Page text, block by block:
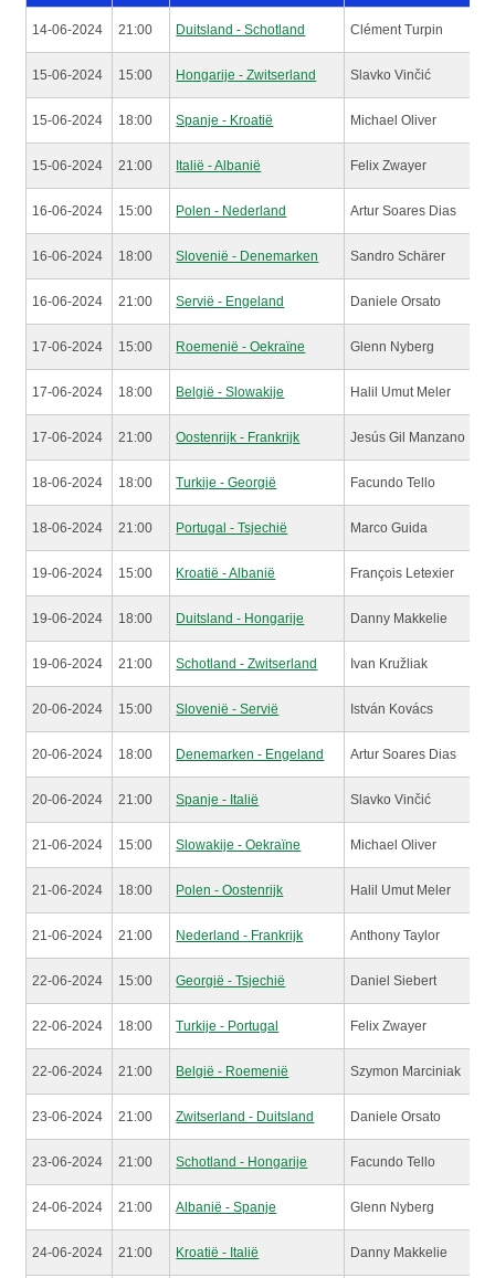
14-06-2024 21:00 Duitsland - Schotland Clément Turpin
15-06-2024 15:00 Hongarije - Zwitserland Slavko Vinčić
15-06-2024 18:00 Spanje - Kroatië Michael Oliver
15-06-2024 21:00 Italië - Albanië Felix Zwayer
16-06-2024 15:00 Polen - Nederland Artur Soares Dias
16-06-2024 18:00 Slovenië - Denemarken Sandro Schärer
16-06-2024 21:00 Servië - Engeland Daniele Orsato
17-06-2024 15:00 Roemenië - Oekraïne Glenn Nyberg
17-06-2024 18:00 België - Slowakije Halil Umut Meler
17-06-2024 21:00 Oostenrijk - Frankrijk Jesús Gil Manzano
18-06-2024 18:00 Turkije - Georgië Facundo Tello
18-06-2024 21:00 Portugal - Tsjechië Marco Guida
19-06-2024 15:00 Kroatië - Albanië François Letexier
19-06-2024 18:00 Duitsland - Hongarije Danny Makkelie
19-06-2024 21:00 Schotland - Zwitserland Ivan Kružliak
20-06-2024 15:00 Slovenië - Servië István Kovács
20-06-2024 18:00 Denemarken - Engeland Artur Soares Dias
20-06-2024 21:00 Spanje - Italië Slavko Vinčić
21-06-2024 15:00 Slowakije - Oekraïne Michael Oliver
21-06-2024 18:00 Polen - Oostenrijk Halil Umut Meler
21-06-2024 21:00 Nederland - Frankrijk Anthony Taylor
22-06-2024 15:00 Georgië - Tsjechië Daniel Siebert
22-06-2024 18:00 Turkije - Portugal Felix Zwayer
22-06-2024 21:00 België - Roemenië Szymon Marciniak
23-06-2024 21:00 Zwitserland - Duitsland Daniele Orsato
23-06-2024 21:00 Schotland - Hongarije Facundo Tello
24-06-2024 21:00 Albanië - Spanje Glenn Nyberg
24-06-2024 21:00 Kroatië - Italië Danny Makkelie